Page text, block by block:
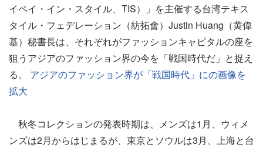
イペイ・イン・スタイル、TIS）」を主催する台湾テキス
タイル・フェデレーション（紡拓會）Justin Huang（黄偉
基）秘書長は、それぞれがファッションキャピタルの座を
狙うアジアのファッション界の今を「戦国時代だ」と捉え
る。 アジアのファッション界が「戦国時代」にの画像を
拡大
秋冬コレクションの発表時期は、メンズは1月、ウィメ
ンズは2月からはじまるが、東京とソウルは3月、上海と台